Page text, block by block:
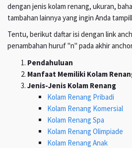
dengan jenis kolam renang, ukuran,
tambahan lainnya yang ingin Anda
Tentu, berikut daftar isi dengan link
penambahan huruf "n" pada akhir
Pendahuluan
Manfaat Memiliki Kolam
Jenis-Jenis Kolam Renang
Kolam Renang Pribadi
Kolam Renang Komersial
Kolam Renang Spa
Kolam Renang Olimpiade
Kolam Renang Anak